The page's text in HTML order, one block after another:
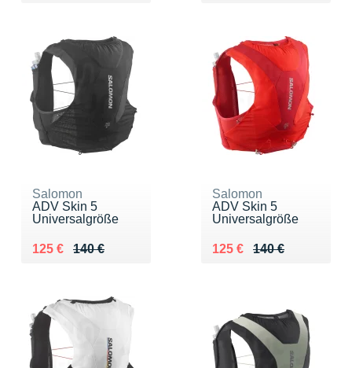
Salomon
ADV Skin 5
Universalgröße
140 €
Au lieu de 140 €
125 €
Vendu 125 €
Salomon
ADV Skin 5
Universalgröße
140 €
Au lieu de 140 €
125 €
Vendu 125 €